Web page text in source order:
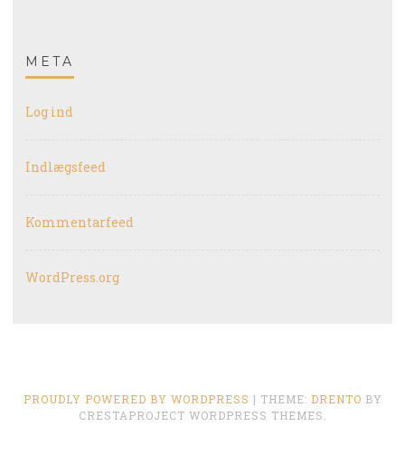
META
Log ind
Indlægsfeed
Kommentarfeed
WordPress.org
PROUDLY POWERED BY WORDPRESS | THEME: DRENTO BY
CRESTAPROJECT WORDPRESS THEMES.